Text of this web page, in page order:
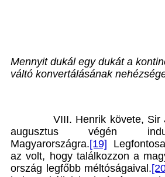
Mennyit dukál egy dukát a
váltó konvertálásának
VIII. Henrik követe, Sir
augusztus végén
Magyarországra.[19]
az volt, hogy találkozzon a
ország legfőbb méltóságaival.